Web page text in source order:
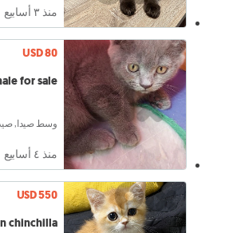
منذ ٣ أسابيع
USD 80
for sale
وسط صيدا,
منذ ٤ أسابيع
USD 550
chinchilla